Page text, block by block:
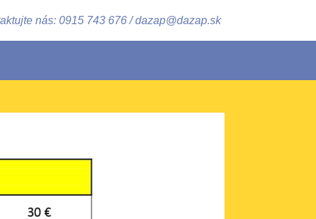
nás: 0915 743 676 / dazap@dazap.sk